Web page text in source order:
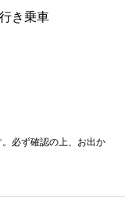
き乗車
必ず確認の上、お出か